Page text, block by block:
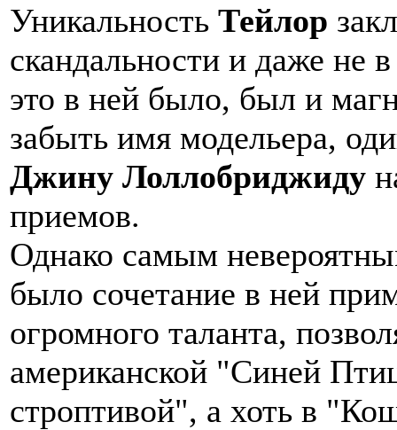
Уникальность Тейлор
скандальности и даже не
это в ней было, был и
забыть имя модельера,
Джину Лоллобриджиду
приемов.
Однако самым
было сочетание в ней
огромного таланта,
американской "Синей
строптивой", а хоть в